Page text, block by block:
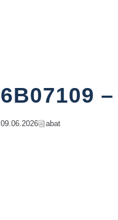
6B07109
09.06.2026 Abat